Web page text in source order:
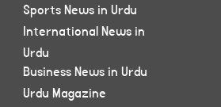
Sports News in Urdu
International News in
Urdu
Business News in Urdu
Urdu Magazine